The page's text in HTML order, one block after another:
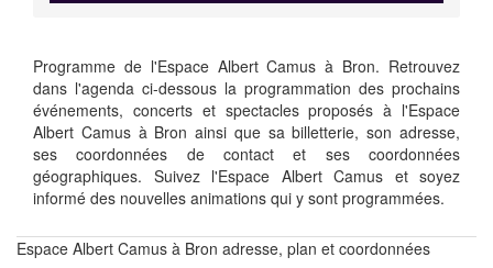
Programme de l'Espace Albert Camus à Bron. Retrouvez
dans l'agenda ci-dessous la programmation des prochains
événements, concerts et spectacles proposés à l'Espace
Albert Camus à Bron ainsi que sa billetterie, son adresse,
ses coordonnées de contact et ses coordonnées
géographiques. Suivez l'Espace Albert Camus et soyez
informé des nouvelles animations qui y sont programmées.
Espace Albert Camus à Bron adresse, plan et coordonnées